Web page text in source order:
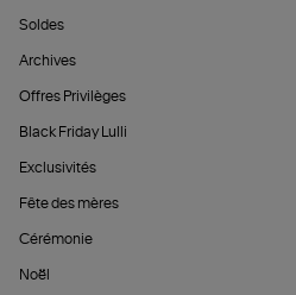
Soldes
Archives
Offres Privilèges
Black Friday Lulli
Exclusivités
Fête des mères
Cérémonie
Noël